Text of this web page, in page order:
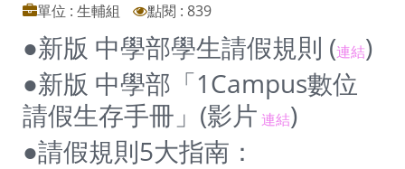
單位 : 生輔組
點閱 : 839
●新版 中學部學生請假規則 (連結)
●新版 中學部「1Campus數位
請假生存手冊」(影片 連結)
●請假規則5大指南：